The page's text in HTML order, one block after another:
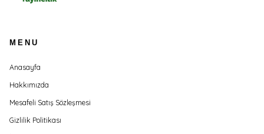
MENU
Anasayfa
Hakkımızda
Mesafeli Satış Sözleşmesi
Gizlilik Politikası